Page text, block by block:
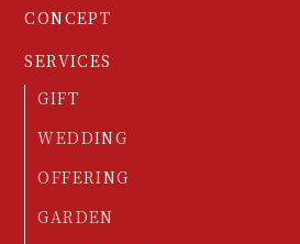
CONCEPT
SERVICES
GIFT
WEDDING
OFFERING
GARDEN